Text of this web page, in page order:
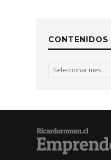
Contenidos